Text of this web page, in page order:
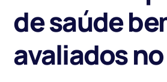
de saúde
avaliados no